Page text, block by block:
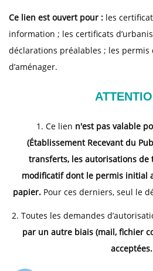
Ce lien est ouvert pour : les
information ; les certificats
déclarations préalables ; les
d’aménager.
1. Ce lien n'est pas valable
(Établissement Recevant du
transferts, les autorisations de
modificatif dont le permis initial
papier.Pour ces derniers, seul le
2. Toutes les demandes
par un autre biais (mail, fichier
acceptées.